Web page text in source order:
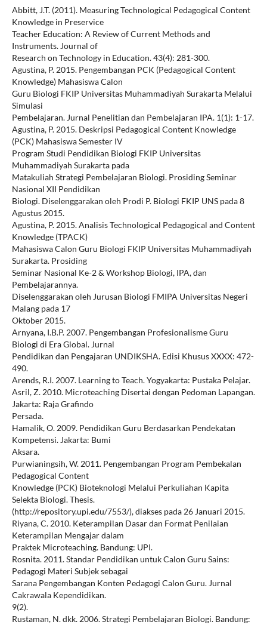
Abbitt, J.T. (2011). Measuring Technological Pedagogical Content
Knowledge in Preservice
Teacher Education: A Review of Current Methods and
Instruments. Journal of
Research on Technology in Education. 43(4): 281-300.
Agustina, P. 2015. Pengembangan PCK (Pedagogical Content
Knowledge) Mahasiswa Calon
Guru Biologi FKIP Universitas Muhammadiyah Surakarta Melalui
Simulasi
Pembelajaran. Jurnal Penelitian dan Pembelajaran IPA. 1(1): 1-17.
Agustina, P. 2015. Deskripsi Pedagogical Content Knowledge
(PCK) Mahasiswa Semester IV
Program Studi Pendidikan Biologi FKIP Universitas
Muhammadiyah Surakarta pada
Matakuliah Strategi Pembelajaran Biologi. Prosiding Seminar
Nasional XII Pendidikan
Biologi. Diselenggarakan oleh Prodi P. Biologi FKIP UNS pada 8
Agustus 2015.
Agustina, P. 2015. Analisis Technological Pedagogical and Content
Knowledge (TPACK)
Mahasiswa Calon Guru Biologi FKIP Universitas Muhammadiyah
Surakarta. Prosiding
Seminar Nasional Ke-2 & Workshop Biologi, IPA, dan
Pembelajarannya.
Diselenggarakan oleh Jurusan Biologi FMIPA Universitas Negeri
Malang pada 17
Oktober 2015.
Arnyana, I.B.P. 2007. Pengembangan Profesionalisme Guru
Biologi di Era Global. Jurnal
Pendidikan dan Pengajaran UNDIKSHA. Edisi Khusus XXXX: 472-
490.
Arends, R.I. 2007. Learning to Teach. Yogyakarta: Pustaka Pelajar.
Asril, Z. 2010. Microteaching Disertai dengan Pedoman Lapangan.
Jakarta: Raja Grafindo
Persada.
Hamalik, O. 2009. Pendidikan Guru Berdasarkan Pendekatan
Kompetensi. Jakarta: Bumi
Aksara.
Purwianingsih, W. 2011. Pengembangan Program Pembekalan
Pedagogical Content
Knowledge (PCK) Bioteknologi Melalui Perkuliahan Kapita
Selekta Biologi. Thesis.
(http://repository.upi.edu/7553/), diakses pada 26 Januari 2015.
Riyana, C. 2010. Keterampilan Dasar dan Format Penilaian
Keterampilan Mengajar dalam
Praktek Microteaching. Bandung: UPI.
Rosnita. 2011. Standar Pendidikan untuk Calon Guru Sains:
Pedagogi Materi Subjek sebagai
Sarana Pengembangan Konten Pedagogi Calon Guru. Jurnal
Cakrawala Kependidikan.
9(2).
Rustaman, N. dkk. 2006. Strategi Pembelajaran Biologi. Bandung: